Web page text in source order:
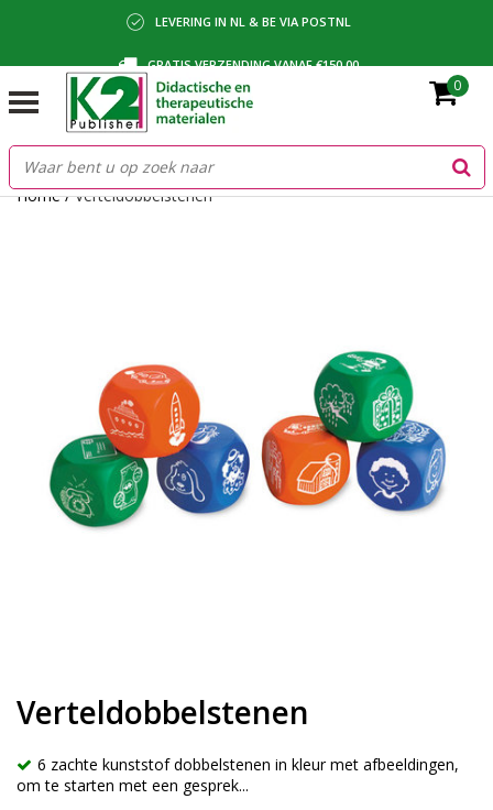
LEVERING IN NL & BE VIA POSTNL
GRATIS VERZENDING VANAF €150,00
BETALING VIA IDEAL, BANCONTACT OF FACTUUR
0
Home/Verteldobbelstenen
Verteldobbelstenen
6 zachte kunststof dobbelstenen in kleur met afbeeldingen,
om te starten met een gesprek...